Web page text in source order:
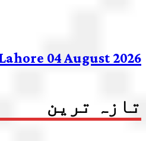
04 August 2026
تازہ ترین